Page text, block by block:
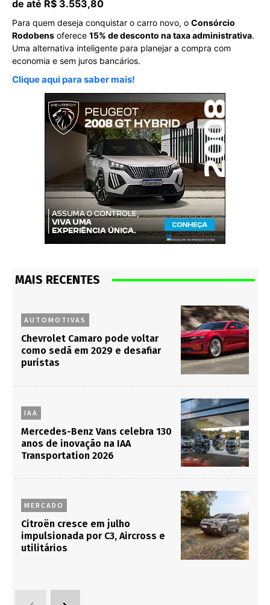
de até R$ 3.553,80
Para quem deseja conquistar o carro novo, o Consórcio
Rodobens oferece 15% de desconto na taxa administrativa.
Uma alternativa inteligente para planejar a compra com
economia e sem juros bancários.
Clique aqui para saber mais!
MAIS RECENTES
AUTOMOTIVAS
Chevrolet Camaro pode voltar
como sedã em 2029 e desafiar
puristas
IAA
Mercedes-Benz Vans celebra 130
anos de inovação na IAA
Transportation 2026
MERCADO
Citroën cresce em julho
impulsionada por C3, Aircross e
utilitários